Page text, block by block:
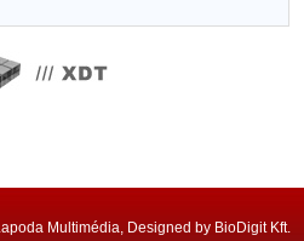
Multimédia, Designed by BioDigit Kft.